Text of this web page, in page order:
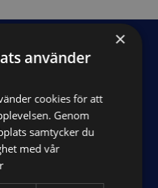
×
använder
cookies för att
Genom
samtycker du
med vår